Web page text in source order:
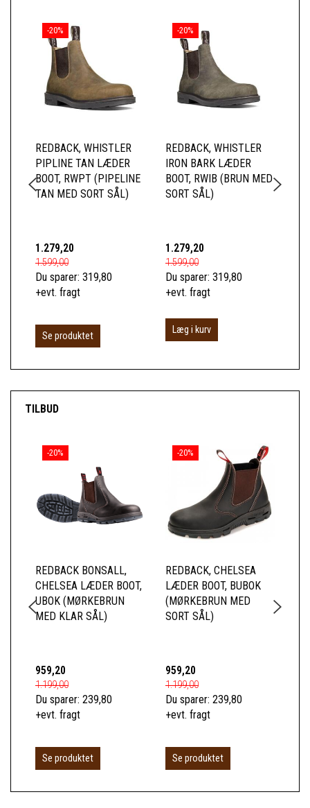
-20%
REDBACK, WHISTLER
PIPLINE TAN LÆDER
BOOT, RWPT (PIPELINE
TAN MED SORT SÅL)
1.279,20
1.599,00
Du sparer: 319,80
+evt. fragt
Se produktet
-20%
REDBACK, WHISTLER
IRON BARK LÆDER
BOOT, RWIB (BRUN MED
SORT SÅL)
1.279,20
1.599,00
Du sparer: 319,80
+evt. fragt
Læg i kurv
TILBUD
-20%
REDBACK BONSALL,
CHELSEA LÆDER BOOT,
UBOK (MØRKEBRUN
MED KLAR SÅL)
959,20
1.199,00
Du sparer: 239,80
+evt. fragt
Se produktet
-20%
REDBACK, CHELSEA
LÆDER BOOT, BUBOK
(MØRKEBRUN MED
SORT SÅL)
959,20
1.199,00
Du sparer: 239,80
+evt. fragt
Se produktet